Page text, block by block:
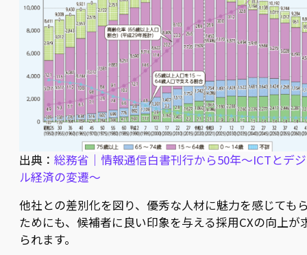
出典： 総務省｜情報通信白書刊行から50年～ICTとデ
ル経済の変遷～
他社との差別化を図り、優秀な人材に魅力を感じても
ためにも、候補者に良い印象を与える採用CXの向上が
られます。